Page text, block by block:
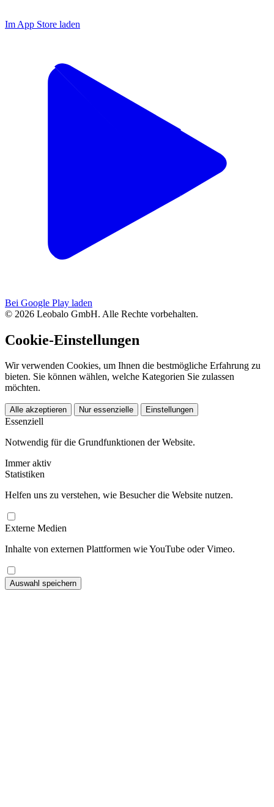
Im App Store laden
Bei Google Play laden
© 2026 Leobalo GmbH. Alle Rechte vorbehalten.
Cookie-Einstellungen
Wir verwenden Cookies, um Ihnen die bestmögliche Erfahrung zu
bieten. Sie können wählen, welche Kategorien Sie zulassen
möchten.
Alle akzeptieren Nur essenzielle Einstellungen
Essenziell
Notwendig für die Grundfunktionen der Website.
Immer aktiv
Statistiken
Helfen uns zu verstehen, wie Besucher die Website nutzen.
Externe Medien
Inhalte von externen Plattformen wie YouTube oder Vimeo.
Auswahl speichern